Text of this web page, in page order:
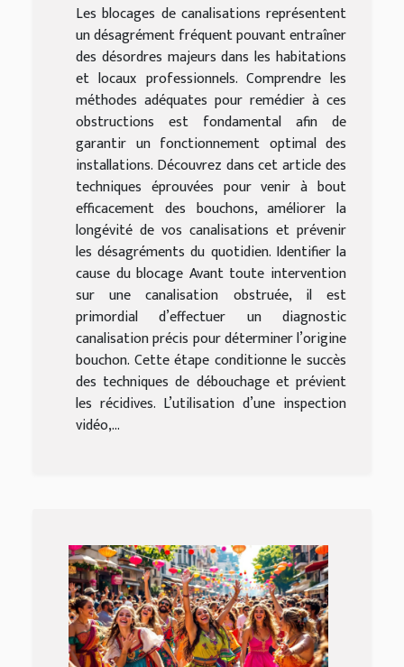
Les blocages de canalisations représentent
un désagrément fréquent pouvant entraîner
des désordres majeurs dans les habitations
et locaux professionnels. Comprendre les
méthodes adéquates pour remédier à ces
obstructions est fondamental afin de
garantir un fonctionnement optimal des
installations. Découvrez dans cet article des
techniques éprouvées pour venir à bout
efficacement des bouchons, améliorer la
longévité de vos canalisations et prévenir
les désagréments du quotidien. Identifier la
cause du blocage Avant toute intervention
sur une canalisation obstruée, il est
primordial d’effectuer un diagnostic
canalisation précis pour déterminer l’origine
bouchon. Cette étape conditionne le succès
des techniques de débouchage et prévient
les récidives. L’utilisation d’une inspection
vidéo,...